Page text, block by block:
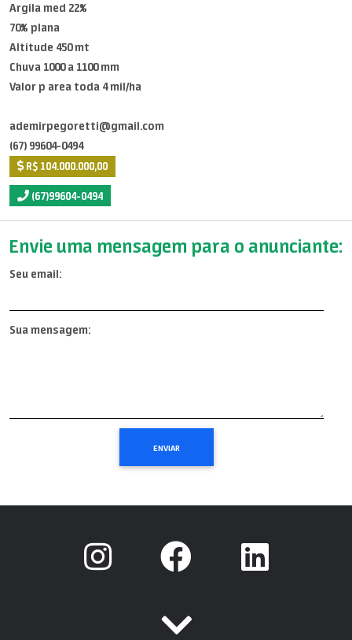
Argila med 22%
70% plana
Altitude 450 mt
Chuva 1000 a 1100 mm
Valor p area toda 4 mil/ha
ademirpegoretti@gmail.com
(67) 99604-0494
R$ 104.000.000,00
(67)99604-0494
Envie uma mensagem para o anunciante:
Seu email:
Sua mensagem: